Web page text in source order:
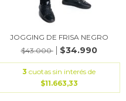
JOGGING DE FRISA NEGRO
$43.000
$34.990
3 cuotas sin interés de
$11.663,33